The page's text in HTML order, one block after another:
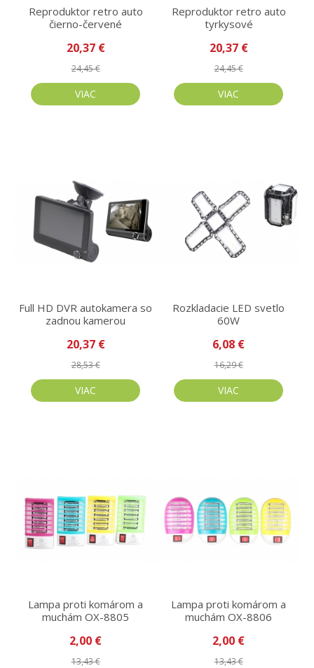
Reproduktor retro auto
čierno-červené
20,37 €
24,45 €
VIAC
Reproduktor retro auto
tyrkysové
20,37 €
24,45 €
VIAC
Full HD DVR autokamera so
zadnou kamerou
20,37 €
28,53 €
VIAC
Rozkladacie LED svetlo
60W
6,08 €
16,29 €
VIAC
Lampa proti komárom a
muchám OX-8805
2,00 €
13,43 €
Lampa proti komárom a
muchám OX-8806
2,00 €
13,43 €